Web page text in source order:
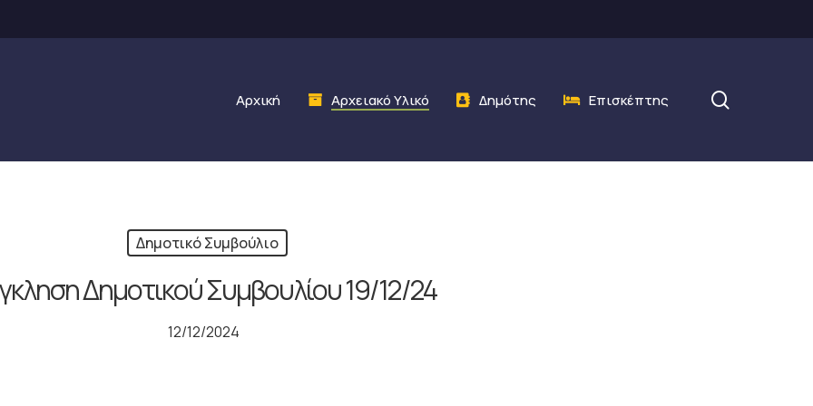
Αρχική Αρχειακό Υλικό Δημότης Επισκέπτης
Δημοτικό Συμβούλιο
Δημοτικού Συμβουλίου 19/12/24
12/12/2024